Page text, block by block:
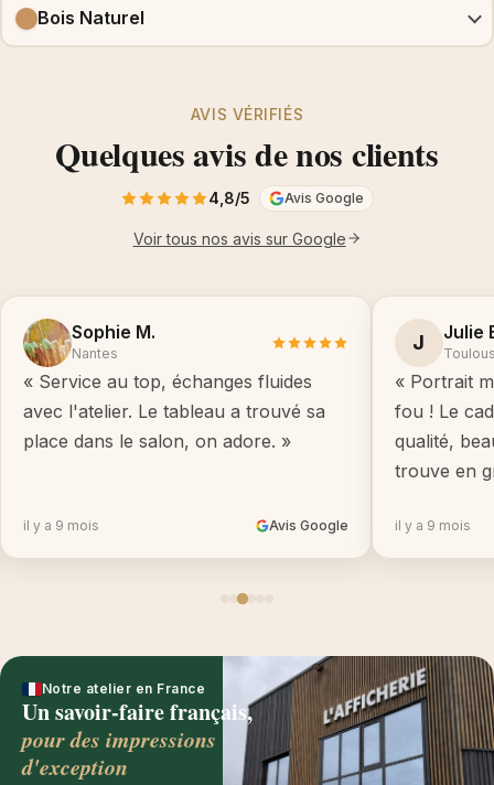
Bois Naturel
AVIS VÉRIFIÉS
Quelques avis de nos clients
4,8/5 Avis Google
Voir tous nos avis sur Google
Sophie M.
Nantes
« Service au top, échanges fluides
avec l'atelier. Le tableau a trouvé sa
place dans le salon, on adore. »
il y a 9 mois Avis Google
J Julie
« Portrait
fou ! Le
qualité,
trouve en
il y a 9 mois
Notre atelier en France
Un savoir-faire français,
pour des impressions
d'exception